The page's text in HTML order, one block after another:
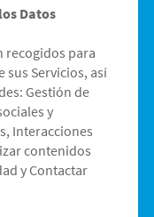
Datos
recogidos para
Servicios, así
Gestión de
y
Interacciones
contenidos
y Contactar